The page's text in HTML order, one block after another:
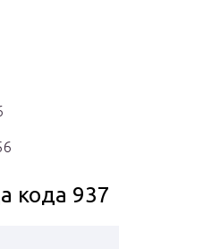
кода 937